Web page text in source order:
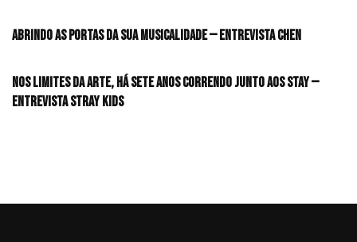
Abrindo as portas da sua musicalidade — Entrevista CHEN
Nos limites da arte, há sete anos correndo junto aos STAY —
Entrevista Stray Kids